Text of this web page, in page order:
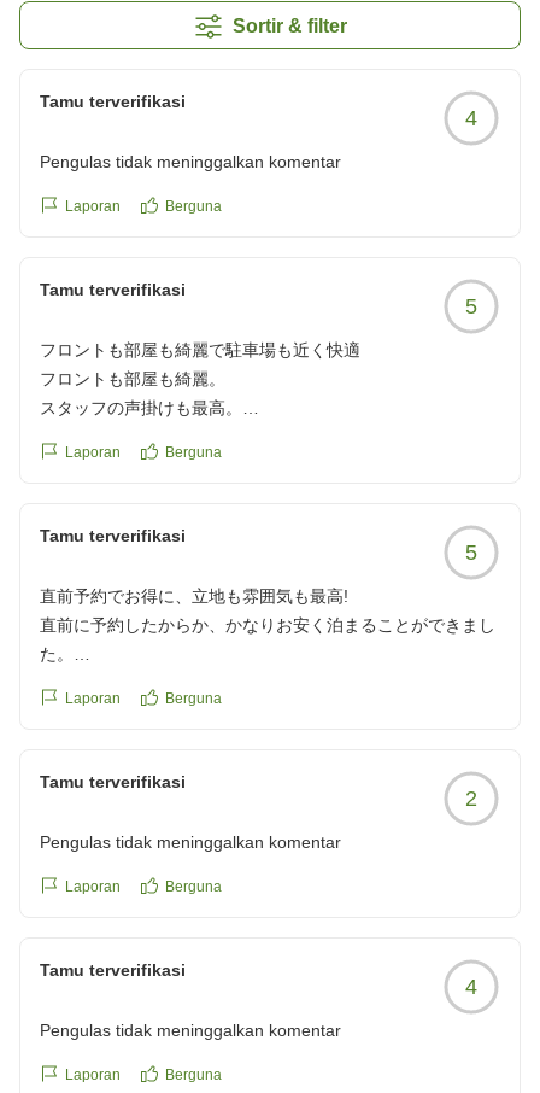
Sortir & filter
Tamu terverifikasi
4
Pengulas tidak meninggalkan komentar
Laporan Berguna
Tamu terverifikasi
5
フロントも部屋も綺麗で駐車場も近く快適
フロントも部屋も綺麗。
スタッフの声掛けも最高。
駐車場も隣。1泊1000円最高。
Laporan Berguna
Tamu terverifikasi
5
直前予約でお得に、立地も雰囲気も最高!
直前に予約したからか、かなりお安く泊まることができまし
た。
いです!
Laporan Berguna
Tamu terverifikasi
2
Pengulas tidak meninggalkan komentar
Laporan Berguna
Tamu terverifikasi
4
Pengulas tidak meninggalkan komentar
Laporan Berguna